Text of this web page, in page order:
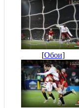
[Обои]